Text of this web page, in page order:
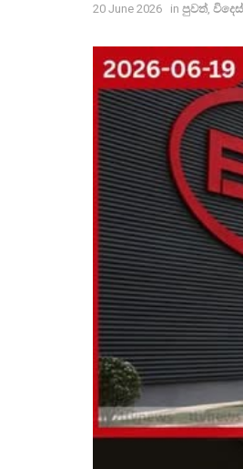
20 June 2026 in පුවත් විදෙස්